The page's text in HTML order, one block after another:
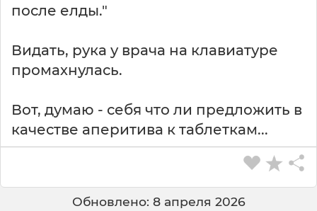
после елды."
Видать, рука у врача на клавиатуре
промахнулась.
Вот, думаю - себя что ли предложить в
качестве аперитива к таблеткам...
Обновлено: 8 апреля 2026